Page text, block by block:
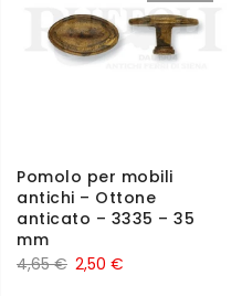
Pomolo per mobili
antichi – Ottone
anticato – 3335 – 35
mm
4,65€ 2,50 €